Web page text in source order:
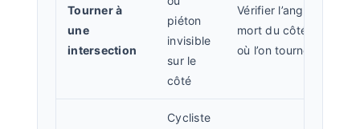
Tourner à
une
intersection
piéton
invisible
sur le
côté
Vérifier l’angle
mort du côté
où l’on tourne
Cycliste